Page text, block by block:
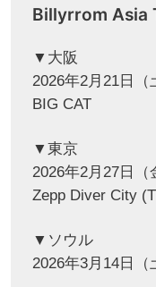
Billyrrom Asia
▼大阪
2026年2月21日（
BIG CAT
▼東京
2026年2月27日（
Zepp Diver City
▼ソウル
2026年3月14日（